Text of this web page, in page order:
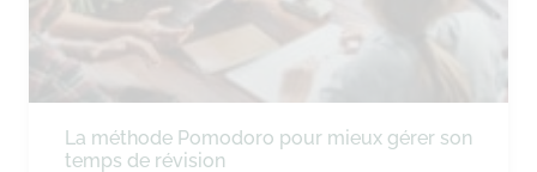
La méthode Pomodoro pour mieux gérer son
temps de révision